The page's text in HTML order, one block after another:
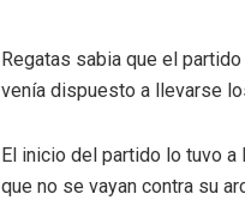
Regatas sabia que el
venía dispuesto a llevarse
El inicio del partido lo tuvo
que no se vayan contra su